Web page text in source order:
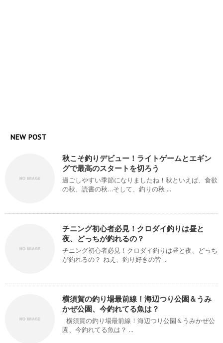
NEW POST
秋こそ釣りデビュー！ライトゲームとエギン
グで最高のスタートを切ろう
過ごしやすい季節になりましたね！秋といえば、食欲
の秋、読書の秋…そして、釣りの秋 ...
チニング初心者必見！クロダイ釣りは昼と
夜、どっちが釣れるの？
チニング初心者必見！クロダイ釣りは昼と夜、どっち
が釣れるの？ ねえ、釣り好きの皆 ...
横須賀の釣り場最前線！海辺つり公園＆うみ
かぜ公園、今釣れてる魚は？
横須賀の釣り場最前線！海辺つり公園＆うみかぜ公
園、今釣れてる魚は？ ...